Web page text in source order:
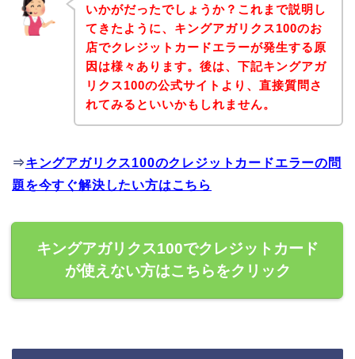
いかがだったでしょうか？これまで説明し
てきたように、キングアガリクス100のお
店でクレジットカードエラーが発生する原
因は様々あります。後は、下記キングアガ
リクス100の公式サイトより、直接質問さ
れてみるといいかもしれません。
⇒キングアガリクス100のクレジットカードエラーの問
題を今すぐ解決したい方はこちら
キングアガリクス100でクレジットカード
が使えない方はこちらをクリック